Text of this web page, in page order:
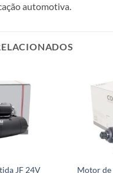
automotiva.
JF 24V
Motor de